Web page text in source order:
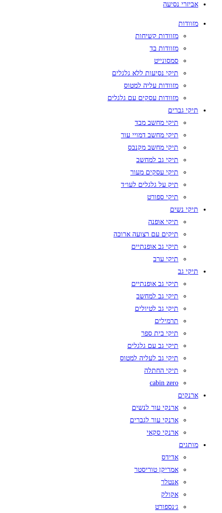
אביזרי נסיעה
מזוודות
מזוודות קשיחות
מזוודות בד
סמסונייט
תיקי נסיעות ללא גלגלים
מזוודות עליה למטוס
מזוודות עסקים עם גלגלים
תיקי גברים
תיקי מחשב מבד
תיקי מחשב דמויי עור
תיקי מחשב מקנבס
תיקי גב למחשב
תיקי עסקים מעור
תיק על גלגלים לעו״ד
תיקי ספורט
תיקי נשים
תיקי אופנה
תיקים עם רצועה ארוכה
תיקי גב אופנתיים
תיקי ערב
תיקי גב
תיקי גב אופנתיים
תיקי גב למחשב
תיקי גב לטיולים
תרמילים
תיקי בית ספר
תיקי גב עם גלגלים
תיקי גב לעליה למטוס
תיקי החתלה
cabin zero
ארנקים
ארנקי עור לנשים
ארנקי עור לגברים
ארנקי סקאי
מותגים
אדידס
אמריקן טוריסטר
אנטלר
אקולק
ג׳נספורט